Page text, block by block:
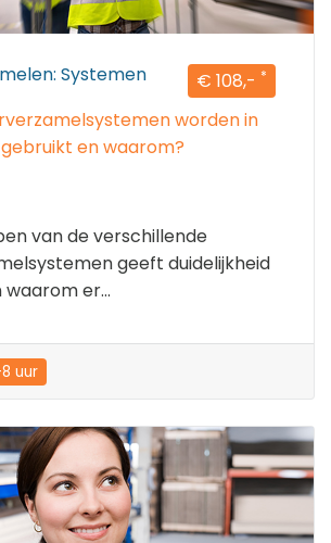
Systemen € 108,- *
worden in
en waarom?
van de verschillende
geeft duidelijkheid
er...
uur